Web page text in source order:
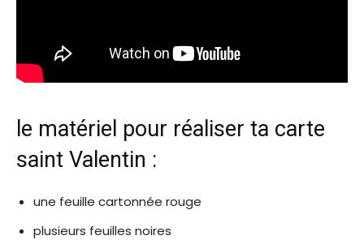
le matériel pour réaliser ta carte
saint Valentin :
une feuille cartonnée rouge
plusieurs feuilles noires